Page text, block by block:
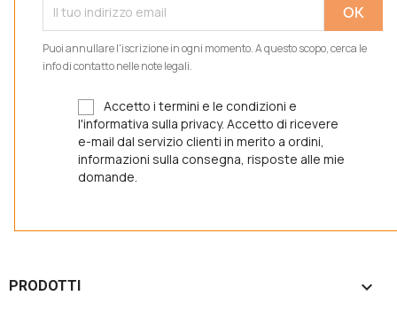
Puoi annullare l'iscrizione in ogni momento. A questo scopo, cerca le
info di contatto nelle note legali.
Accetto i termini e le condizioni e
l'informativa sulla privacy. Accetto di ricevere
e-mail dal servizio clienti in merito a ordini,
informazioni sulla consegna, risposte alle mie
domande.
PRODOTTI 